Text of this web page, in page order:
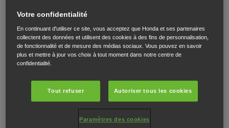
MAES L& D BVBA
Brugsesteenweg 161,Veurne,8630
Votre confidentialité
En continuant d'utiliser ce site, vous acceptez que Honda et ses partenaires
collectent des données et utilisent des cookies à des fins de personnalisation,
de fonctionnalité et de mesure des médias sociaux. Vous pouvez en savoir
plus et mettre à jour vos choix à tout moment dans notre centre de
confidentialité.
Tout refuser Autoriser tous les cookies
Paramètres des cookies